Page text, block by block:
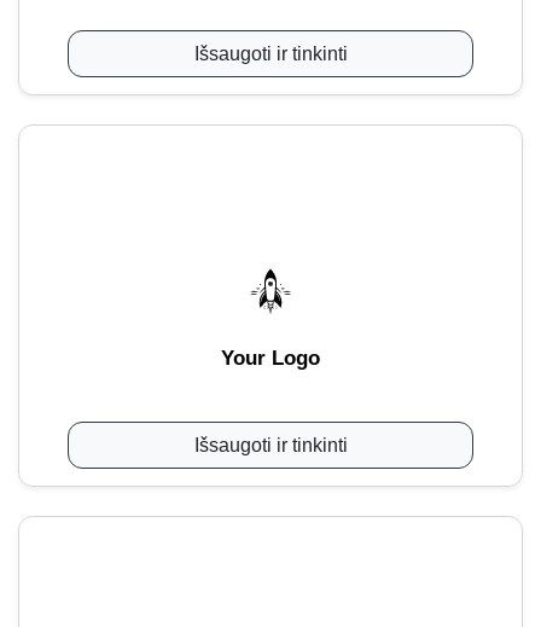
Išsaugoti ir tinkinti
Your Logo
Išsaugoti ir tinkinti